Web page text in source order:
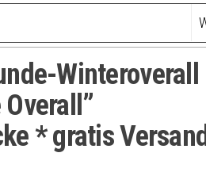
Winteroverall
* gratis Versand